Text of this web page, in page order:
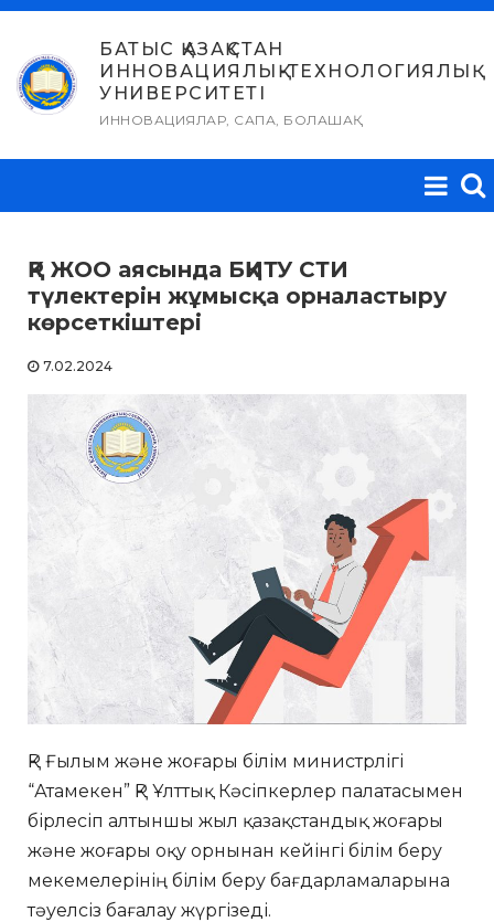
Skip
content
БАТЫС ҚАЗАҚСТАН
ИННОВАЦИЯЛЫҚ-ТЕХНОЛОГИЯЛЫҚ
УНИВЕРСИТЕТІ
ИННОВАЦИЯЛАР, САПА, БОЛАШАҚ
ҚР ЖОО аясында БҚИТУ СТИ
түлектерін жұмысқа орналастыру
көрсеткіштері
7.02.2024
ҚР Ғылым және жоғары білім министрлігі
“Атамекен” ҚР Ұлттық Кәсіпкерлер палатасымен
бірлесіп алтыншы жыл қазақстандық жоғары
және жоғары оқу орнынан кейінгі білім беру
мекемелерінің білім беру бағдарламаларына
тәуелсіз бағалау жүргізеді.